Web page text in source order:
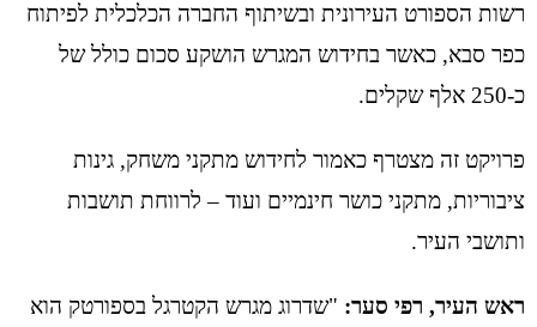
רשות הספורט העירונית ובשיתוף החברה הכלכלית לפיתוח
כפר סבא, כאשר בחידוש המגרש הושקע סכום כולל של
כ-250 אלף שקלים.
פרויקט זה מצטרף כאמור לחידוש מתקני משחק, גינות
ציבוריות, מתקני כושר חינמיים ועוד – לרווחת תושבות
ותושבי העיר.
ראש העיר, רפי סער: "שדרוג מגרש הקטרגל בספורטק הוא